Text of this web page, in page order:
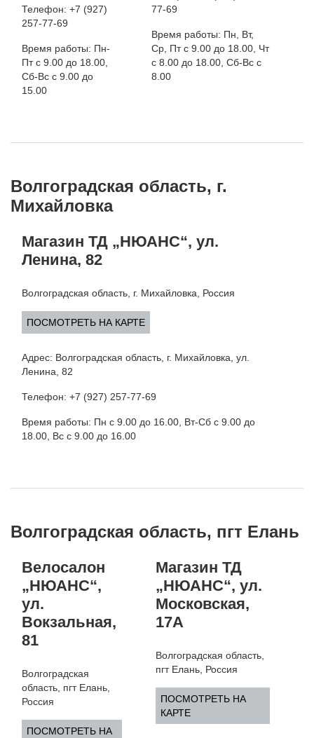
Телефон: +7 (927)
257-77-69
Время работы: Пн-
Пт с 9.00 до 18.00,
Сб-Вс с 9.00 до
15.00
77-69
Время работы: Пн, Вт,
Ср, Пт с 9.00 до 18.00, Чт
с 8.00 до 18.00, Сб-Вс с
8.00
Волгоградская область, г.
Михайловка
Магазин ТД „НЮАНС“, ул.
Ленина, 82
Волгоградская область, г. Михайловка, Россия
ПОСМОТРЕТЬ НА КАРТЕ
Адрес: Волгоградская область, г. Михайловка, ул.
Ленина, 82
Телефон: +7 (927) 257-77-69
Время работы: Пн с 9.00 до 16.00, Вт-Сб с 9.00 до
18.00, Вс с 9.00 до 16.00
Волгоградская область, пгт Елань
Велосалон
„НЮАНС“,
ул.
Вокзальная,
81
Волгоградская
область, пгт Елань,
Россия
ПОСМОТРЕТЬ НА
Магазин ТД
„НЮАНС“, ул.
Московская,
17А
Волгоградская область,
пгт Елань, Россия
ПОСМОТРЕТЬ НА
КАРТЕ